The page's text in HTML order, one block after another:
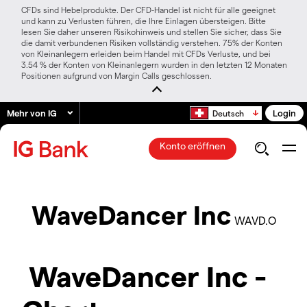
CFDs sind Hebelprodukte. Der CFD-Handel ist nicht für alle geeignet
und kann zu Verlusten führen, die Ihre Einlagen übersteigen. Bitte
lesen Sie daher unseren Risikohinweis und stellen Sie sicher, dass Sie
die damit verbundenen Risiken vollständig verstehen. 75% der Konten
von Kleinanlegern erleiden beim Handel mit CFDs Verluste, und bei
3.54 % der Konten von Kleinanlegern wurden in den letzten 12 Monaten
Positionen aufgrund von Margin Calls geschlossen.
Mehr von IG Deutsch Login
Konto eröffnen
WaveDancer Inc WAVD.O
WaveDancer Inc -